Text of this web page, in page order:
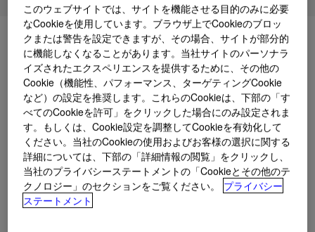
とはSILASTIC™ NPC 9310-50 Liquid Silicone
Rubber Kit?
A low-volatility, high strength silicone elastomer,
formulated to meet the requirements of food and infant
care regulated applications without the need for
postcure. It features a specifically low elastic modulus,
enabling design concepts that combine high strength
and superior flexibility.
このウェブサイトでは、サイトを機能させる目的のみに必要
なCookieを使用しています。ブラウザ上でCookieのブロッ
クまたは警告を設定できますが、その場合、サイトが部分的
に機能しなくなることがあります。当社サイトのパーソナラ
イズされたエクスペリエンスを提供するために、その他の
Cookie（機能性、パフォーマンス、ターゲティングCookie
など）の設定を推奨します。これらのCookieは、下部の「す
べてのCookieを許可」をクリックした場合にのみ設定されま
す。もしくは、Cookie設定を調整してCookieを有効化して
ください。当社のCookieの使用およびお客様の選択に関する
詳細については、下部の「詳細情報の閲覧」をクリックし、
当社のプライバシーステートメントの「Cookieとその他のテ
クノロジー」のセクションをご覧ください。
プライバシー
ステートメント